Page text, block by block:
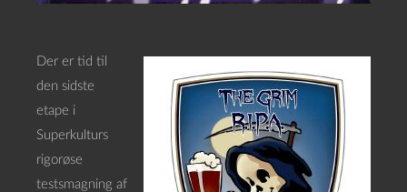
Der er tid til
den sidste
etape i
Superkulturs
rigorøse
testsmagning af